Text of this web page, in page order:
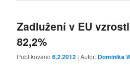
Zadlužení v EU
82,2%
Publikováno6.2.2012 | Autor: Dominika